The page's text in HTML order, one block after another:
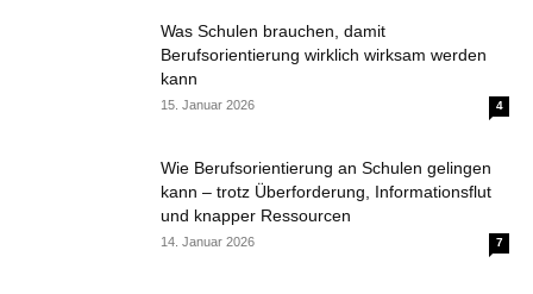
Was Schulen brauchen, damit
Berufsorientierung wirklich wirksam werden
kann
15. Januar 2026 4
Wie Berufsorientierung an Schulen gelingen
kann – trotz Überforderung, Informationsflut
und knapper Ressourcen
14. Januar 2026 7